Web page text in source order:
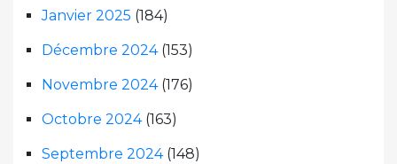
Janvier 2025 (184)
Décembre 2024(153)
Novembre 2024(176)
Octobre 2024(163)
Septembre 2024(148)